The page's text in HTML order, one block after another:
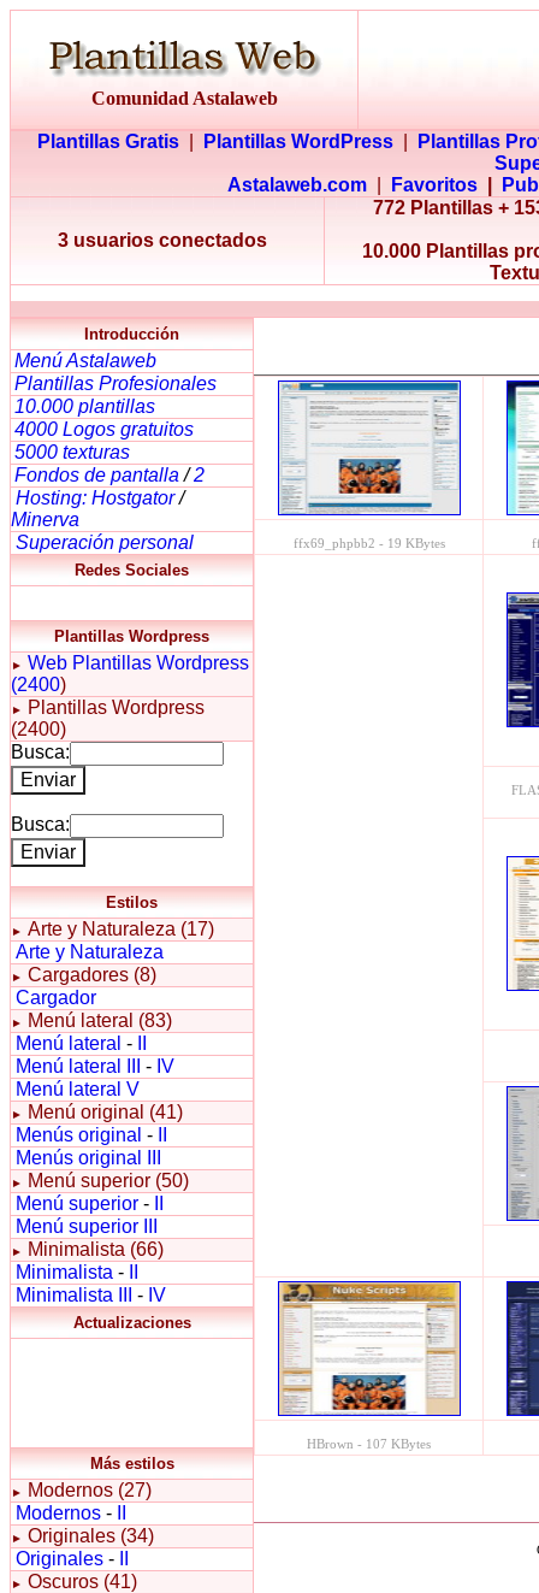
Comunidad Astalaweb
Plantillas Gratis Plantillas WordPress
Plantillas
Astalaweb.com
Favoritos
3 usuarios conectados
772 Plantillas +
10.000 Plantillas
Introducción
Menú Astalaweb
Plantillas Profesionales
10.000 plantillas
4000 Logos gratuitos
5000 texturas
Fondos de pantalla/2
Hosting: Hostgator/
Minerva
Superación personal
Redes Sociales
Plantillas Wordpress
► Web Plantillas Wordpress
(2400)
►
Plantillas Wordpress
(2400)
Busca:
Busca:
Estilos
► Arte y Naturaleza (17)
Arte y Naturaleza
► Cargadores (8)
Cargador
►
Menú lateral (83)
Menú lateral -
Menú lateral III
- IV
Menú lateral V
►
Menú original (41)
Menús original -
Menús original III
►
Menú superior (50)
Menú superior -
Menú superior III
►
Minimalista (66)
Minimalista -
Minimalista III
- IV
Actualizaciones
Más estilos
►
Modernos (27)
Modernos -
► Originales (34)
Originales -
► Oscuros (41)
ffx69_phpbb2 - 19 KBytes
HBrown - 107 KBytes